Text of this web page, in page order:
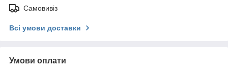
Самовивіз
Всі умови доставки
Умови оплати